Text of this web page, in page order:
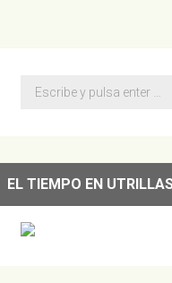
Buscar:
EL TIEMPO EN